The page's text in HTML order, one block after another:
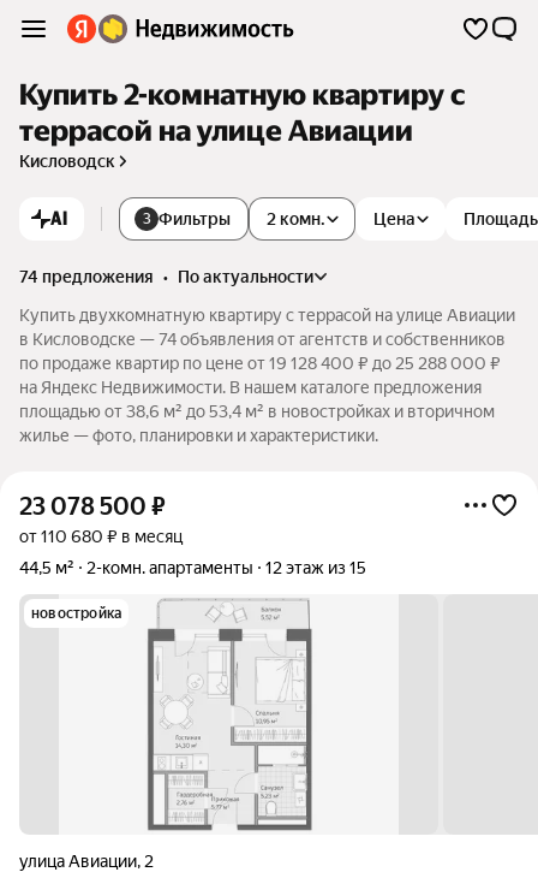
Купить 2-комнатную квартиру с
террасой на улице Авиации
Кисловодск
AI 3 Фильтры 2 комн. Цена Площадь
74 предложения •
по актуальности
Купить двухкомнатную квартиру с террасой на улице Авиации
в Кисловодске — 74 объявления от агентств и собственников
по продаже квартир по цене от 19 128 400 ₽ до 25 288 000 ₽
на Яндекс Недвижимости. В нашем каталоге предложения
площадью от 38,6 м² до 53,4 м² в новостройках и вторичном
жилье — фото, планировки и характеристики.
23 078 500 ₽
от 110 680 ₽ в месяц
44,5 м²
2-комн. апартаменты 12 этаж из 15
новостройка
улица Авиации, 2